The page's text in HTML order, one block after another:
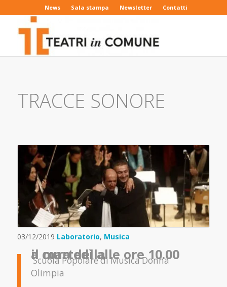
News Sala stampa Newsletter Contatti
TRACCE SONORE
03/12/2019 Laboratorio, Musica
il martedì alle ore 10.00
a cura della
Scuola Popolare di Musica Donna
Olimpia